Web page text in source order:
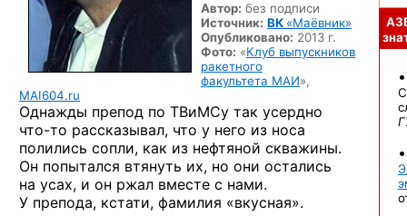
Автор: без подписи
Источник: ВК «Маёвник»
Опубликовано: 2013 г.
Фото: «Клуб выпускников
ракетного
факультета МАИ»,
MAI604.ru
Однажды препод по ТВиМСу так усердно
что-то рассказывал, что у него из носа
полились сопли, как из нефтяной скважины.
Он попытался втянуть их, но они остались
на усах, и он ржал вместе с нами.
У препода, кстати, фамилия «вкусная».